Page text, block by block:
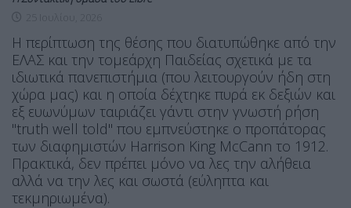
Η περίπτωση της θέσης που διατυπώθηκε από την
ΕΛΑΣ και την τομεάρχη Παιδείας σχετικά με τα
ιδιωτικά πανεπιστήμια (που λειτουργούν ήδη στη
χώρα μας) και η οποία δέχτηκε πυρά εκ δεξιών και
εξ ευωνύμων ταιριάζει γάντι στην γνωστή ρήση
"truth well told" που εμπνεύστηκε ο προπάτορας
των διαφημιστών Harrison King McCann το 1912.
Πρακτικά, δεν πρέπει μόνο να λες την αλήθεια
αλλά να την λες και σωστά (εύληπτα και
τεκμηριωμένα).